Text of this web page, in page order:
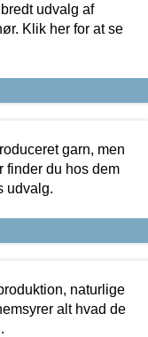
udvalg af
Klik her for at se
garn, men
finder du hos dem
udvalg.
naturlige
alt hvad de